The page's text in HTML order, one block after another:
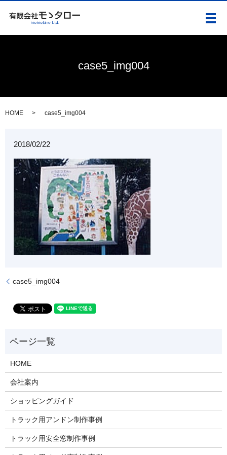
メ
case5_img004
HOME case5_img004
2018/02/22
case5_img004
HOME
会社案内
ショッピングガイド
トラック用アンドン制作事例
トラック用安全窓制作事例